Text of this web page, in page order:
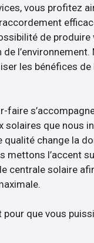
vous profitez
de
l’environnement.
les bénéfices de
faire
solaires que nous
qualité change la
mettons l’accent
centrale solaire
pour que vous